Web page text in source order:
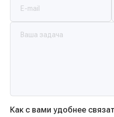
Как с вами удобнее